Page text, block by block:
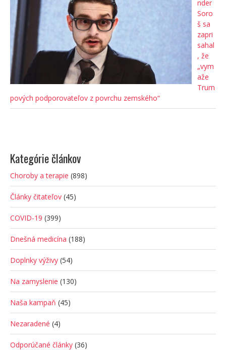
nder
Soro
š sa
zapri
sahal
, že
„vym
aže
Trum
pových podporovateľov z povrchu zemského“
Kategórie článkov
Choroby a terapie (898)
Články čitateľov (45)
COVID-19 (399)
Dnešná medicína (188)
Doplnky výživy (54)
Na zamyslenie (130)
Naša kampaň (45)
Nezaradené (4)
Odporúčané články (36)